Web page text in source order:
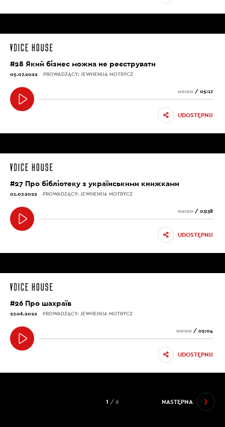
#28 Який бізнес можна не реєструвати
05.07.2022 PROWADZĄCY: JEWHENIJA MOTRYCZ
00:00 / 05:17
UDOSTĘPNIJ
#27 Про бібліотеку з українськими книжками
01.07.2022 PROWADZĄCY: JEWHENIJA MOTRYCZ
00:00 / 03:38
UDOSTĘPNIJ
#26 Про шахраїв
27.06.2022 PROWADZĄCY: JEWHENIJA MOTRYCZ
00:00 / 05:04
UDOSTĘPNIJ
NASTĘPNA
1 / 6